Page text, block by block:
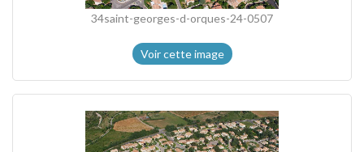
34saint-georges-d-orques-24-0507
Voir cette image